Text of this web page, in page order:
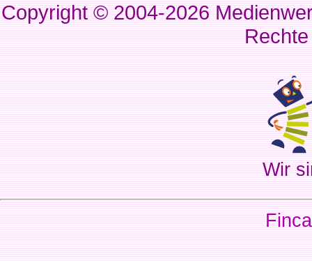
Copyright © 2004-2026
Wir